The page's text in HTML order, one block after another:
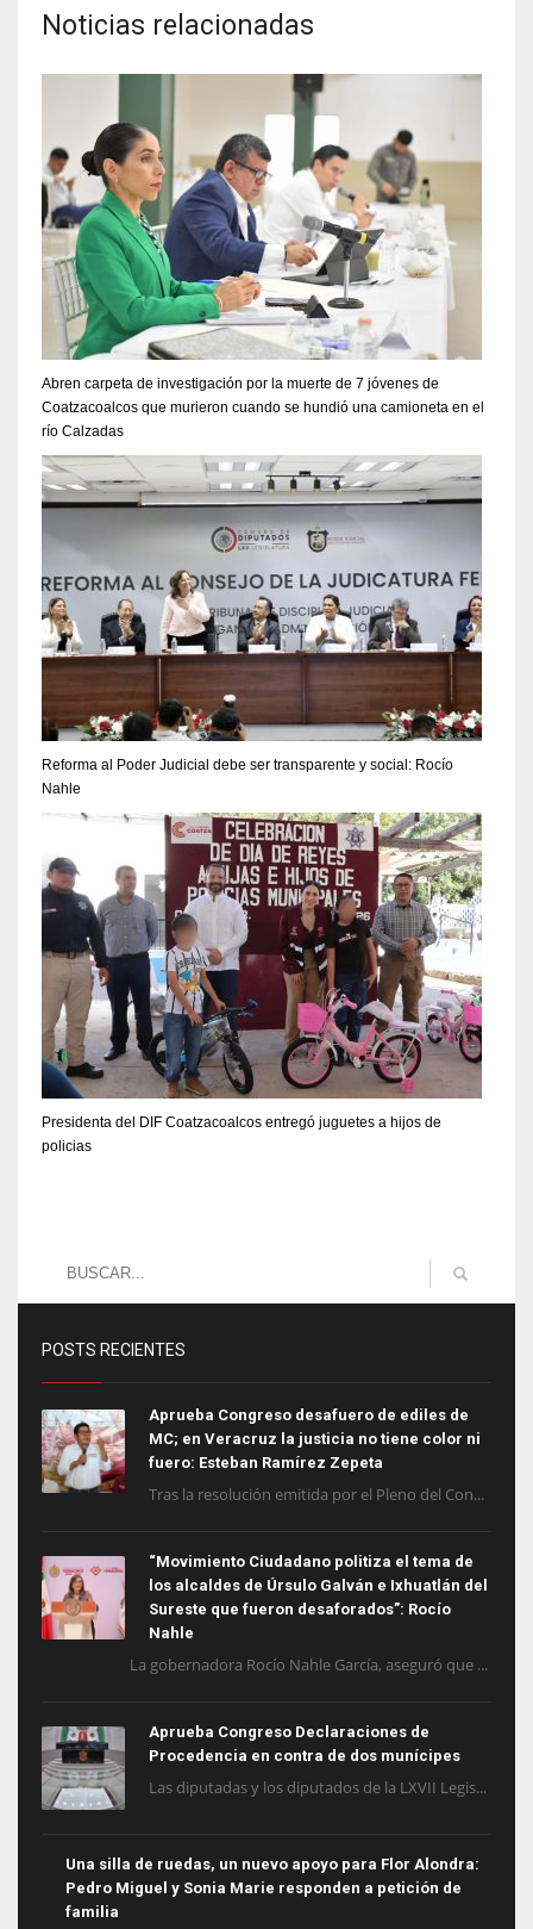
Noticias relacionadas
Abren carpeta de investigación por la muerte de 7 jóvenes de
Coatzacoalcos que murieron cuando se hundió una camioneta en el
río Calzadas
Reforma al Poder Judicial debe ser transparente y social: Rocío
Nahle
Presidenta del DIF Coatzacoalcos entregó juguetes a hijos de
policias
POSTS RECIENTES
Aprueba Congreso desafuero de ediles de
MC; en Veracruz la justicia no tiene color ni
fuero: Esteban Ramírez Zepeta
Tras la resolución emitida por el Pleno del Con...
“Movimiento Ciudadano politiza el tema de
los alcaldes de Úrsulo Galván e Ixhuatlán del
Sureste que fueron desaforados”: Rocío
Nahle
La gobernadora Rocío Nahle García, aseguró que ...
Aprueba Congreso Declaraciones de
Procedencia en contra de dos munícipes
Las diputadas y los diputados de la LXVII Legis...
Una silla de ruedas, un nuevo apoyo para Flor Alondra:
Pedro Miguel y Sonia Marie responden a petición de
familia